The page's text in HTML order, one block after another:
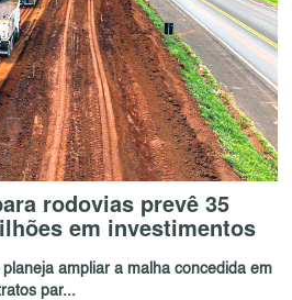
rodovias prevê 35
em investimentos
ampliar a malha concedida em
par...